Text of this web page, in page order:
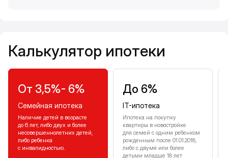
Калькулятор ипотеки
От 3,5%- 6%
Семейная ипотека
Наличие детей в возрасте
до 6 лет, либо двух и более
несовершеннолетних детей,
либо ребенка
с инвалидностью.
До 6%
IT-ипотека
Ипотека на покупку
квартиры в новостройке
для семей с одним ребенком
рожденным после 01.01.2018,
либо с двумя или более
детьми младше 18 лет